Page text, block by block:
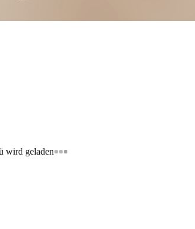
wird geladen